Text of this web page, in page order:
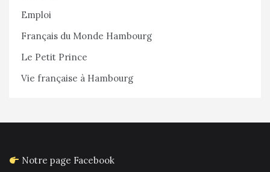
Emploi
Français du Monde Hambourg
Le Petit Prince
Vie française à Hambourg
Notre page Facebook